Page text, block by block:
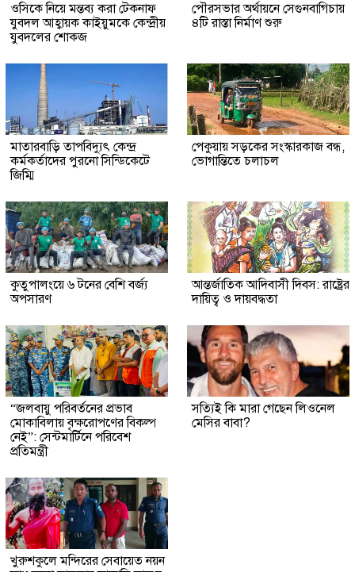
ওসিকে নিয়ে মন্তব্য করা টেকনাফ
যুবদল আহ্বায়ক কাইয়ুমকে কেন্দ্রীয়
যুবদলের শোকজ
পৌরসভার অর্থায়নে সেগুনবাগিচায়
৪টি রাস্তা নির্মাণ শুরু
মাতারবাড়ি তাপবিদ্যুৎ কেন্দ্র
কর্মকর্তাদের পুরনো সিন্ডিকেটে
জিম্মি
পেকুয়ায় সড়কের সংস্কারকাজ বন্ধ,
ভোগান্তিতে চলাচল
কুতুপালংয়ে ৬ টনের বেশি বর্জ্য
অপসারণ
আন্তর্জাতিক আদিবাসী দিবস: রাষ্ট্রের
দায়িত্ব ও দায়বদ্ধতা
“জলবায়ু পরিবর্তনের প্রভাব
মোকাবিলায় বৃক্ষরোপণের বিকল্প
নেই”: সেন্টমার্টিনে পরিবেশ
প্রতিমন্ত্রী
সত্যিই কি মারা গেছেন লিওনেল
মেসির বাবা?
খুরুশকুলে মন্দিরের সেবায়েত নয়ন